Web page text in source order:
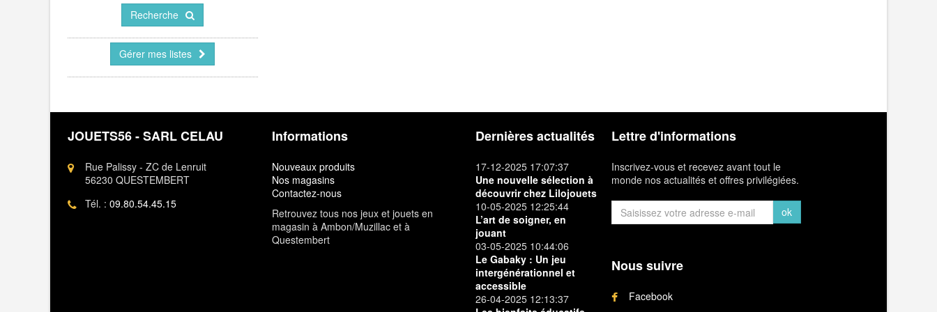
Recherche
Gérer mes listes
JOUETS56 - SARL CELAU
Rue Palissy - ZC de Lenruit
56230 QUESTEMBERT
Tél. : 09.80.54.45.15
Informations
Nouveaux produits
Nos magasins
Contactez-nous
Retrouvez tous nos jeux et jouets en
magasin à Ambon/Muzillac et à
Questembert
Dernières actualités
17-12-2025 17:07:37
Une nouvelle sélection à
découvrir chez Lilojouets
10-05-2025 12:25:44
L’art de soigner, en
jouant
03-05-2025 10:44:06
Le Gabaky : Un jeu
intergénérationnel et
accessible
26-04-2025 12:13:37
Lettre d'informations
Inscrivez-vous et recevez avant tout le
monde nos actualités et offres privilégiées.
ok
Nous suivre
Facebook